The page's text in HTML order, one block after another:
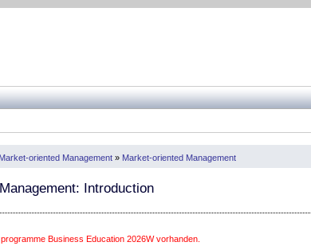
oriented Management » Market-oriented Management
Introduction
Business Education 2026W vorhanden.